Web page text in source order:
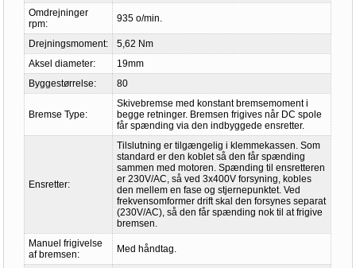
Omdrejninger
rpm:
935 o/min.
Drejningsmoment:
5,62 Nm
Aksel diameter:
19mm
Byggestørrelse:
80
Bremse Type:
Skivebremse med konstant bremsemoment i
begge retninger. Bremsen frigives når DC spole
får spænding via den indbyggede ensretter.
Ensretter:
Tilslutning er tilgængelig i klemmekassen. Som
standard er den koblet så den får spænding
sammen med motoren. Spænding til ensretteren
er 230V/AC, så ved 3x400V forsyning, kobles
den mellem en fase og stjernepunktet. Ved
frekvensomformer drift skal den forsynes separat
(230V/AC), så den får spænding nok til at frigive
bremsen.
Manuel frigivelse
af bremsen:
Med håndtag.